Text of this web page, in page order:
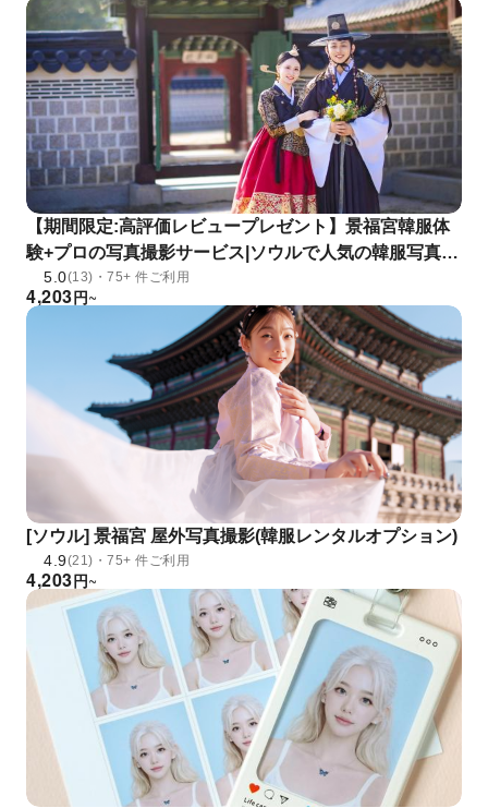
【期間限定:高評価レビュープレゼント】景福宮韓服体
験+プロの写真撮影サービス|ソウルで人気の韓服写真撮
5.0(13)・75+ 件ご利用
円
4,203 ~
[ソウル] 景福宮 屋外写真撮影(韓服レンタルオプション)
4.9(21)・75+ 件ご利用
円
4,203 ~